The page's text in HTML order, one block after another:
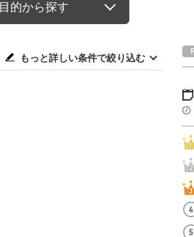
目的から探す
もっと詳しい条件で絞り込む